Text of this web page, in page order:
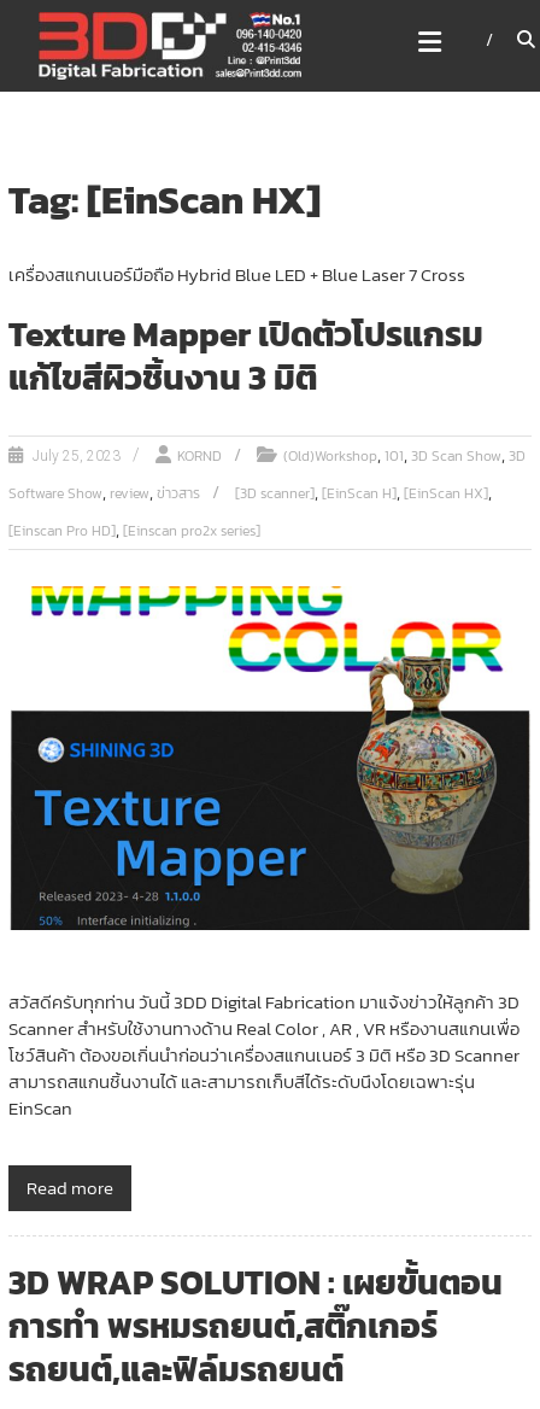
content
3DD DIGITAL FABRICATION
เครื่องพิมพ์3มิติ สแกนเนอร์
เลเซอร์
Tag: [EinScan HX]
เครื่องสแกนเนอร์มือถือ Hybrid Blue LED + Blue Laser 7 Cross
Texture Mapper เปิดตัวโปรแกรม
แก้ไขสีผิวชิ้นงาน 3 มิติ
July 25, 2023 KORND (Old)Workshop,101,3D Scan Show,3D
Software Show, review,ข่าวสาร [3D scanner],[EinScan H],[EinScan HX],
[Einscan Pro HD],[Einscan pro2x series]
สวัสดีครับทุกท่าน วันนี้ 3DD Digital Fabrication มาแจ้งข่าวให้ลูกค้า 3D
Scanner สำหรับใช้งานทางด้าน Real Color , AR , VR หรืองานสแกนเพื่อ
โชว์สินค้า ต้องขอเกิ่นนำก่อนว่าเครื่องสแกนเนอร์ 3 มิติ หรือ 3D Scanner
สามารถสแกนชิ้นงานได้ และสามารถเก็บสีได้ระดับนึงโดยเฉพาะรุ่น
EinScan
Read more
3D WRAP SOLUTION : เผยขั้นตอน
การทำ พรหมรถยนต์,สติ๊กเกอร์
รถยนต์,และฟิล์มรถยนต์